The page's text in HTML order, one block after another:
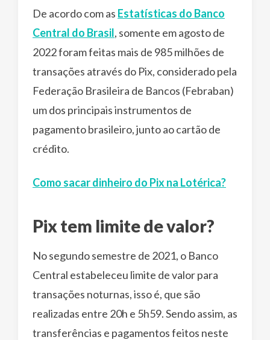
De acordo com as Estatísticas do Banco
Central do Brasil, somente em agosto de
2022 foram feitas mais de 985 milhões de
transações através do Pix, considerado pela
Federação Brasileira de Bancos (Febraban)
um dos principais instrumentos de
pagamento brasileiro, junto ao cartão de
crédito.
Como sacar dinheiro do Pix na Lotérica?
Pix tem limite de valor?
No segundo semestre de 2021, o Banco
Central estabeleceu limite de valor para
transações noturnas, isso é, que são
realizadas entre 20h e 5h59. Sendo assim, as
transferências e pagamentos feitos neste